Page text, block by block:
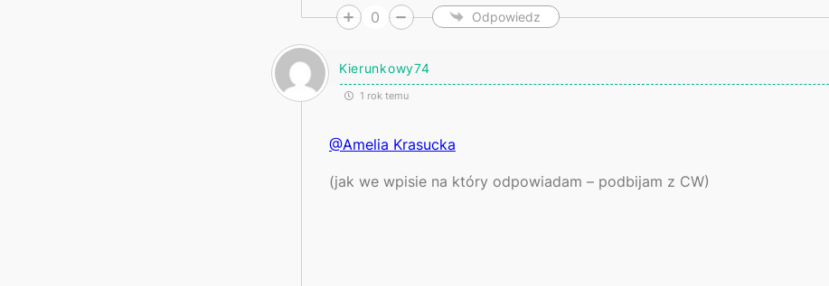
0 Odpowiedz
Kierunkowy74
1 rok temu
@Amelia Krasucka
(jak we wpisie na który odpowiadam – podbijam z CW)